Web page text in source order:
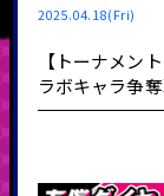
2025.04.18(Fri)
【トーナメン
ラボキャラ争